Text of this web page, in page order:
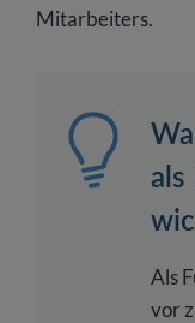
Mitarbeiters.
als
Als
vor